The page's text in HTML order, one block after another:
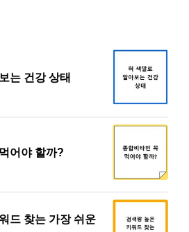
는 건강 상태
어야 할까?
드 찾는 가장 쉬운